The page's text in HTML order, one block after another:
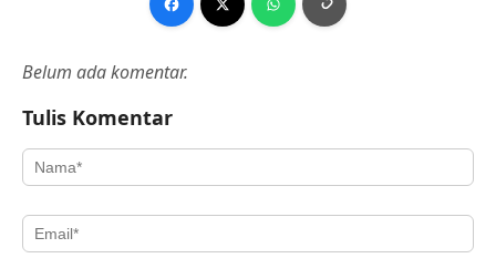
Belum ada komentar.
Tulis Komentar